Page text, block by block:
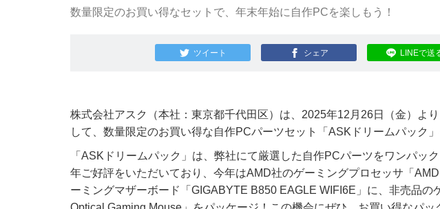
数量限定のお買い得なセットで、年末年始に自作PCを楽しもう！
ツイート シェア LINEで送
株式会社アスク（本社：東京都千代田区）は、2025年12月26日（金）よ
して、数量限定のお買い得な自作PCパーツセット「ASKドリームパック」
「ASKドリームパック」は、弊社にて厳選した自作PCパーツをワンパッ
年ご好評をいただいており、今年はAMD社のゲーミングプロセッサ「
ーミングマザーボード「GIGABYTE B850 EAGLE WIFI6E」に、非売品の